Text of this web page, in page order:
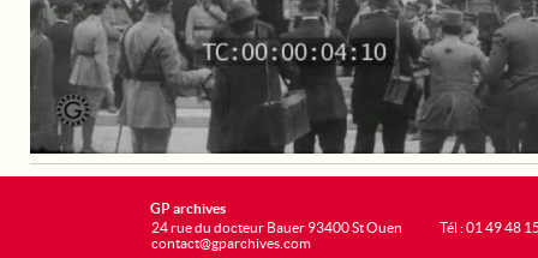
GP archives
24 rue du docteur Bauer 93400 St Ouen
contact@gparchives.com
Tél : 01 49 48